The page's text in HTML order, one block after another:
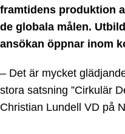
framtidens produktion
de globala målen.
ansökan öppnar inom
– Det är mycket
stora satsning ”Cirkulär
Christian Lundell VD på